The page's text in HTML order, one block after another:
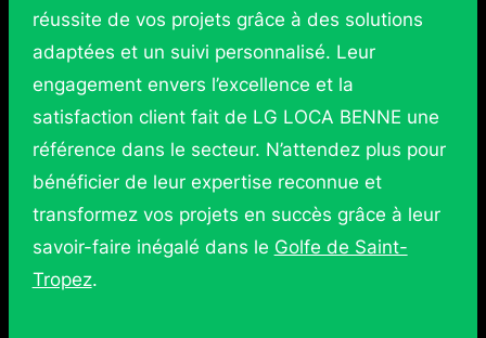
réussite de vos projets grâce à des solutions
adaptées et un suivi personnalisé. Leur
engagement envers l’excellence et la
satisfaction client fait de LG LOCA BENNE une
référence dans le secteur. N’attendez plus pour
bénéficier de leur expertise reconnue et
transformez vos projets en succès grâce à leur
savoir-faire inégalé dans le Golfe de Saint-
Tropez.